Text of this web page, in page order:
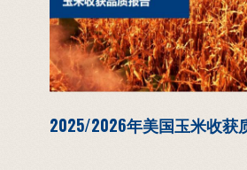
2025/2026年美国玉米收获